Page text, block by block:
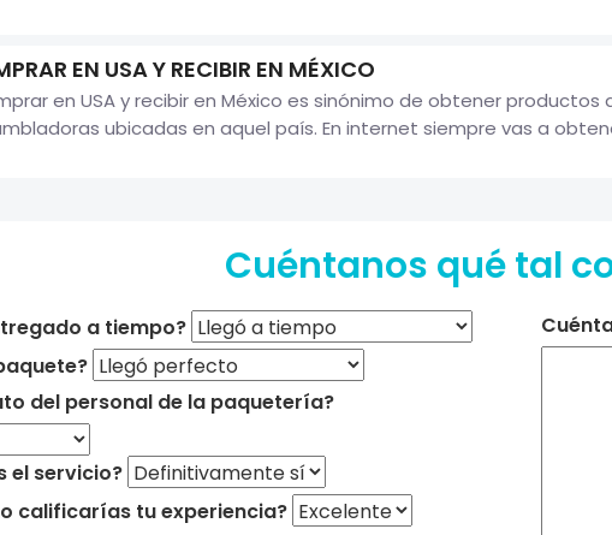
EN USA Y RECIBIR EN MÉXICO
en USA y recibir en México es sinónimo de obtener
ubicadas en aquel país. En internet siempre vas a
Cuéntanos qué tal
a tiempo?
del personal de la paquetería?
el servicio?
calificarías tu experiencia?